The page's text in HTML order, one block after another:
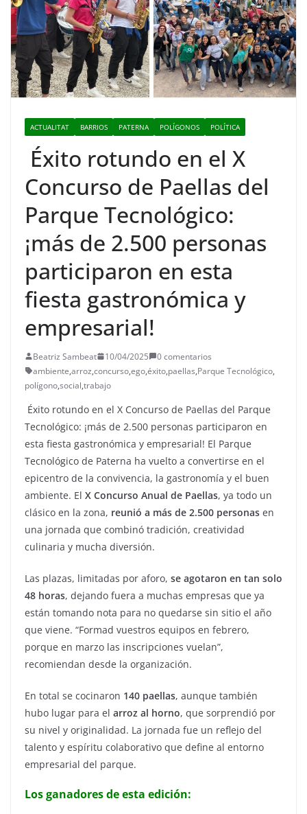
ACTUALITAT BARRIOS PATERNA POLÍGONOS POLÍTICA
Éxito rotundo en el X
Concurso de Paellas del
Parque Tecnológico:
¡más de 2.500 personas
participaron en esta
fiesta gastronómica y
empresarial!
Beatriz Sambeat 10/04/2025
0 comentarios
ambiente,arroz,concurso,ego,éxito,paellas,Parque Tecnológico,
polígono,social,trabajo
Éxito rotundo en el X Concurso de Paellas del Parque
Tecnológico: ¡más de 2.500 personas participaron en
esta fiesta gastronómica y empresarial! El Parque
Tecnológico de Paterna ha vuelto a convertirse en el
epicentro de la convivencia, la gastronomía y el buen
ambiente. El X Concurso Anual de Paellas, ya todo un
clásico en la zona, reunió a más de 2.500 personas en
una jornada que combinó tradición, creatividad
culinaria y mucha diversión.
Las plazas, limitadas por aforo, se agotaron en tan solo
48 horas, dejando fuera a muchas empresas que ya
están tomando nota para no quedarse sin sitio el año
que viene. “Formad vuestros equipos en febrero,
porque en marzo las inscripciones vuelan”,
recomiendan desde la organización.
En total se cocinaron 140 paellas, aunque también
hubo lugar para el arroz al horno, que sorprendió por
su nivel y originalidad. La jornada fue un reflejo del
talento y espíritu colaborativo que define al entorno
empresarial del parque.
Los ganadores de esta edición: